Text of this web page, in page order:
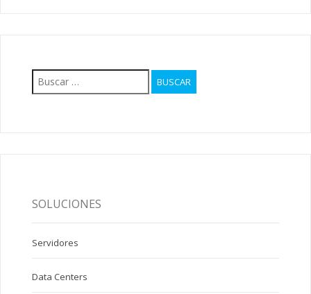
Buscar:
SOLUCIONES
Servidores
Data Centers